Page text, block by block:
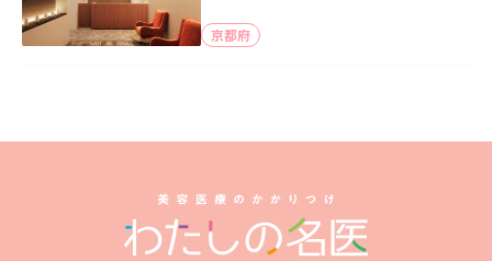
京都府